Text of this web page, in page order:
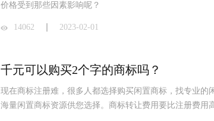
价格受到那些因素影响呢？
14062 2023-02-01
千元可以购买2个字的商标吗？
现在商标注册难，很多人都选择购买闲置商标，找专业的
海量闲置商标资源供您选择。商标转让费用要比注册费用